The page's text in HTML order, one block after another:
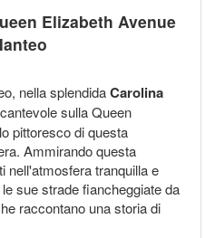
Elizabeth Avenue
nella splendidaCarolina
sulla Queen
pittoresco di questa
Ammirando questa
nell'atmosfera tranquilla e
sue strade fiancheggiate da
raccontano una storia di